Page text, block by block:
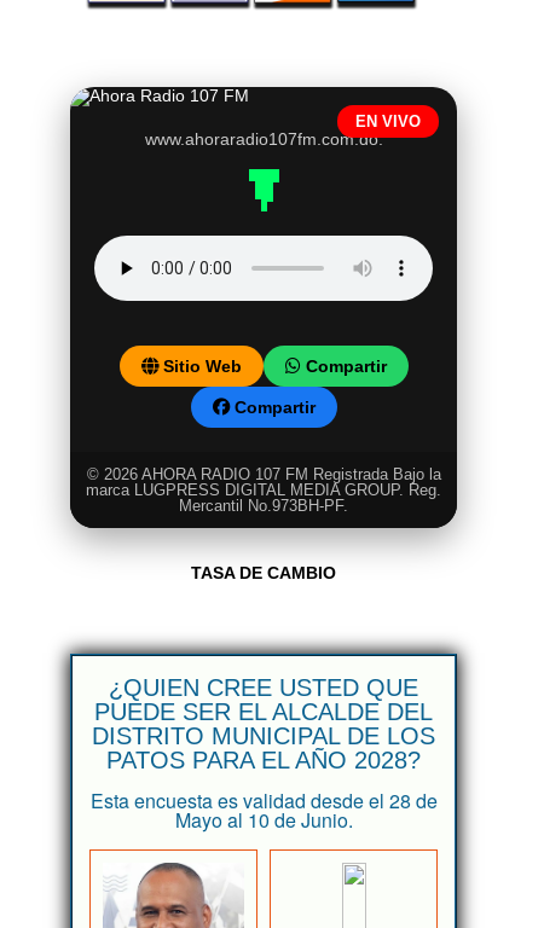
EN VIVO
www.ahoraradio107fm.com.do.
Sitio Web Compartir
Compartir
© 2026 AHORA RADIO 107 FM Registrada Bajo la
marca LUGPRESS DIGITAL MEDIA GROUP. Reg.
Mercantil No.973BH-PF.
TASA DE CAMBIO
¿QUIEN CREE USTED QUE
PUEDE SER EL ALCALDE DEL
DISTRITO MUNICIPAL DE LOS
PATOS PARA EL AÑO 2028?
Esta encuesta es validad desde el 28 de
Mayo al 10 de Junio.